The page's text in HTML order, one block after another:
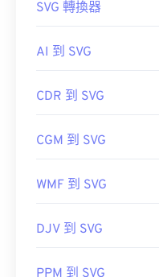
如何開啟 SVG
如Firefox或 Microsoft
嘗試使用我們的
SVG
href="https://
https://
SVG 轉換器
AI 到 SVG
CDR 到 SVG
CGM 到 SVG
WMF 到 SVG
DJV 到 SVG